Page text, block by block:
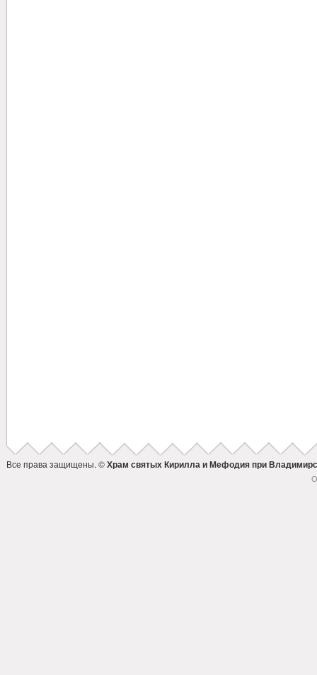
Все права защищены. ©Храм святых Кирилла и Мефодия при